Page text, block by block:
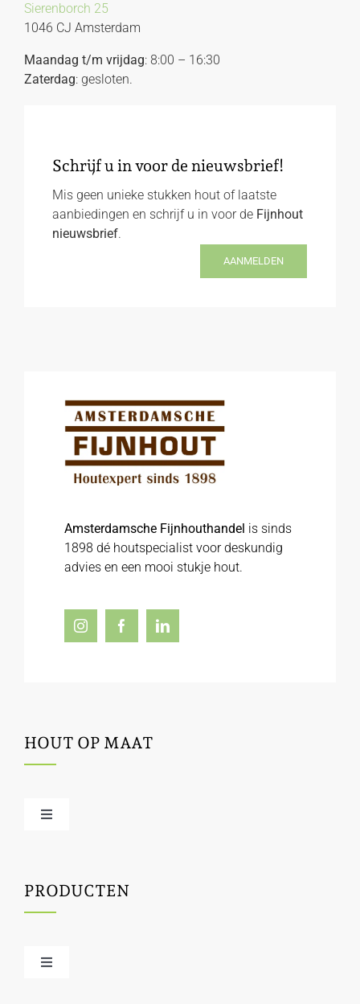
Sierenborch 25
1046 CJ Amsterdam
Maandag t/m vrijdag: 8:00 – 16:30
Zaterdag: gesloten.
Schrijf u in voor de nieuwsbrief!
Mis geen unieke stukken hout of laatste
aanbiedingen en schrijf u in voor de Fijnhout
nieuwsbrief.
AANMELDEN
Amsterdamsche Fijnhouthandel is sinds
1898 dé houtspecialist voor deskundig
advies en een mooi stukje hout.
HOUT OP MAAT
Toggle
Houtbewerking
Houtinfo
PRODUCTEN
Toggle